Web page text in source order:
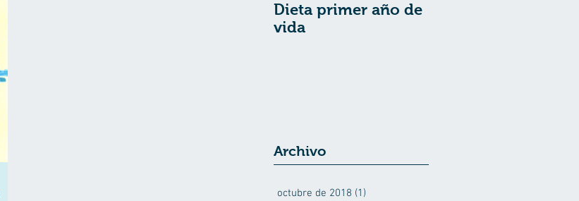
Dieta primer año de
vida
Archivo
octubre de 2018 (1)